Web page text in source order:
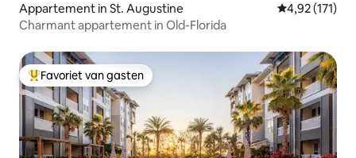
Appartement in St. Augustine Gemiddelde
4,92 (171)
Charmant appartement in Old-Florida
Topfavoriet van gasten
Favoriet van gasten